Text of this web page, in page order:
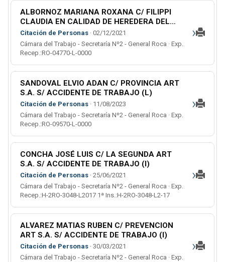
ALBORNOZ MARIANA ROXANA C/ FILIPPI
CLAUDIA EN CALIDAD DE HEREDERA DEL
FALLECIDO FILIPPI JUAN;FILIPPI SIMON Y
FILIPPI ANGELA S.H. S/ ORDINARIO (L)
Citación de Personas · 02/12/2021
Cámara del Trabajo - Secretaría Nº2 - General Roca · Exp.
Recep.:RO-04770-L-0000
›
SANDOVAL ELVIO ADAN C/ PROVINCIA ART
S.A. S/ ACCIDENTE DE TRABAJO (L)
Citación de Personas · 11/08/2023
Cámara del Trabajo - Secretaría Nº2 - General Roca · Exp.
Recep.:RO-09570-L-0000
›
CONCHA JOSÉ LUIS C/ LA SEGUNDA ART
S.A. S/ ACCIDENTE DE TRABAJO (l)
Citación de Personas · 25/06/2021
Cámara del Trabajo - Secretaría Nº2 - General Roca · Exp.
Recep.:H-2RO-3048-L2017 1ª Ins.:H-2RO-3048-L2-17
›
ALVAREZ MATIAS RUBEN C/ PREVENCION
ART S.A. S/ ACCIDENTE DE TRABAJO (l)
Citación de Personas · 30/03/2021
Cámara del Trabajo - Secretaría Nº2 - General Roca · Exp.
›